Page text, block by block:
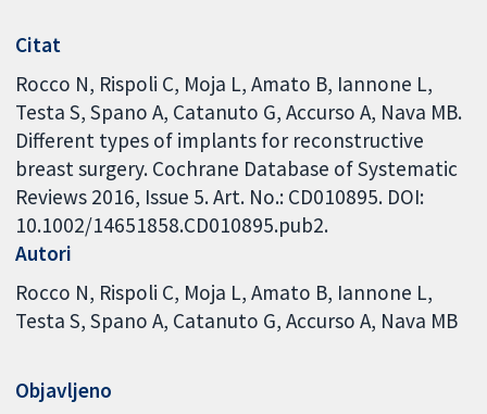
Citat
Rocco N, Rispoli C, Moja L, Amato B, Iannone L,
Testa S, Spano A, Catanuto G, Accurso A, Nava MB.
Different types of implants for reconstructive
breast surgery. Cochrane Database of Systematic
Reviews 2016, Issue 5. Art. No.: CD010895. DOI:
10.1002/14651858.CD010895.pub2.
Autori
Rocco N Rispoli C Moja L Amato B Iannone L
Testa S Spano A Catanuto G Accurso A Nava MB
Objavljeno